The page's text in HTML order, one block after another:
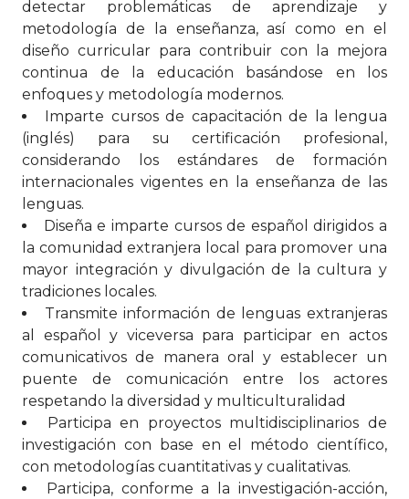
detectar problemáticas de aprendizaje y
metodología de la enseñanza, así como en el
diseño curricular para contribuir con la mejora
continua de la educación basándose en los
enfoques y metodología modernos.
Imparte cursos de capacitación de la lengua
(inglés) para su certificación profesional,
considerando los estándares de formación
internacionales vigentes en la enseñanza de las
lenguas.
Diseña e imparte cursos de español dirigidos a
la comunidad extranjera local para promover una
mayor integración y divulgación de la cultura y
tradiciones locales.
Transmite información de lenguas extranjeras
al español y viceversa para participar en actos
comunicativos de manera oral y establecer un
puente de comunicación entre los actores
respetando la diversidad y multiculturalidad
Participa en proyectos multidisciplinarios de
investigación con base en el método científico,
con metodologías cuantitativas y cualitativas.
Participa, conforme a la investigación-acción,